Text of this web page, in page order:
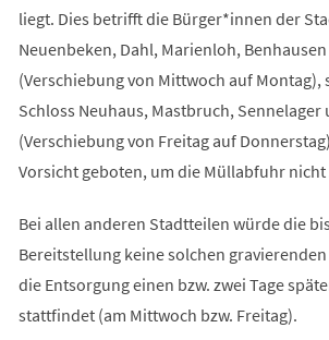
liegt. Dies betrifft die Bürger*innen der
Neuenbeken, Dahl, Marienloh,
(Verschiebung von Mittwoch auf Montag),
Schloss Neuhaus, Mastbruch, Sennelager
(Verschiebung von Freitag auf
Vorsicht geboten, um die Müllabfuhr nicht
Bei allen anderen Stadtteilen würde die
Bereitstellung keine solchen
die Entsorgung einen bzw. zwei Tage
stattfindet (am Mittwoch bzw. Freitag).